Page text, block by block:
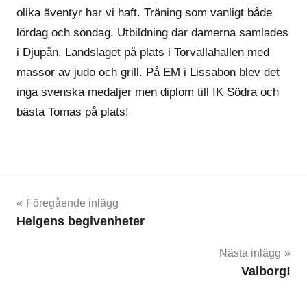
olika äventyr har vi haft. Träning som vanligt både
lördag och söndag. Utbildning där damerna samlades
i Djupån. Landslaget på plats i Torvallahallen med
massor av judo och grill. På EM i Lissabon blev det
inga svenska medaljer men diplom till IK Södra och
bästa Tomas på plats!
Inläggsnavigering
Föregående inlägg
Helgens begivenheter
Nästa inlägg
Valborg!